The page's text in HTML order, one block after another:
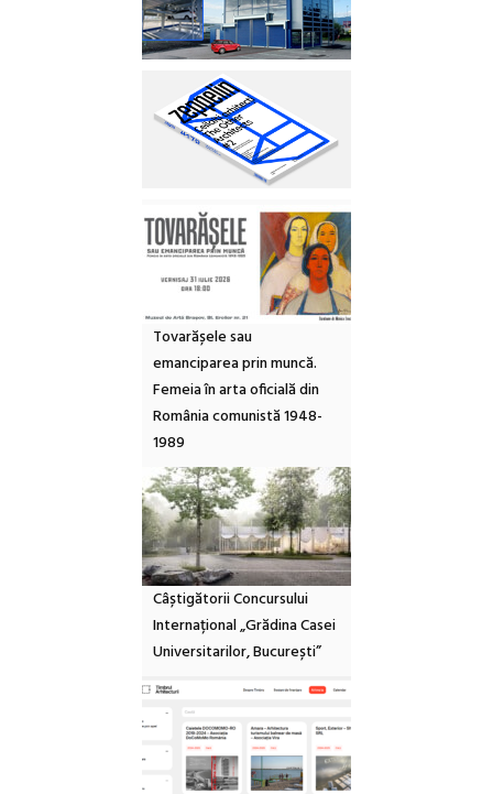
Tovarășele sau
emanciparea prin muncă.
Femeia în arta oficială din
România comunistă 1948-
1989
Câștigătorii Concursului
Internațional „Grădina Casei
Universitarilor, București”